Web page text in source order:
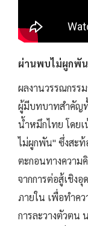
ผ่านพบไม่ผูกพัน
ผลงานวรรณกรร
ผู้มีบทบาทสำคัญทั้
น้ำหมึกไทย โดย
ไม่ผูกพัน" ซึ่งสะ
ตะกอนทางความ
จากการต่อสู้เชิง
ภายใน เพื่อทำคว
การละวางตัวตน